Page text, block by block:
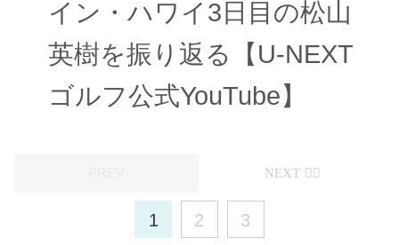
イン・ハワイ3日目の松山
英樹を振り返る【U-NEXT
ゴルフ公式YouTube】
1 2 3